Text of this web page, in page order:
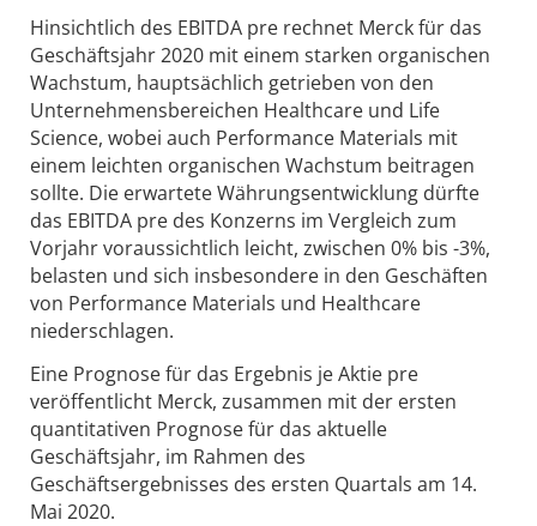
Hinsichtlich des EBITDA pre rechnet Merck für das
Geschäftsjahr 2020 mit einem starken organischen
Wachstum, hauptsächlich getrieben von den
Unternehmensbereichen Healthcare und Life
Science, wobei auch Performance Materials mit
einem leichten organischen Wachstum beitragen
sollte. Die erwartete Währungsentwicklung dürfte
das EBITDA pre des Konzerns im Vergleich zum
Vorjahr voraussichtlich leicht, zwischen 0% bis -3%,
belasten und sich insbesondere in den Geschäften
von Performance Materials und Healthcare
niederschlagen.
Eine Prognose für das Ergebnis je Aktie pre
veröffentlicht Merck, zusammen mit der ersten
quantitativen Prognose für das aktuelle
Geschäftsjahr, im Rahmen des
Geschäftsergebnisses des ersten Quartals am 14.
Mai 2020.